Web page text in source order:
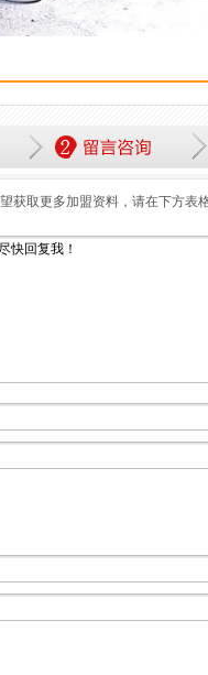
获取更多加盟资料，请在下方表